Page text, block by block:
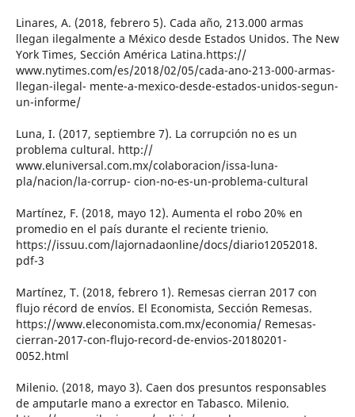
Linares, A. (2018, febrero 5). Cada año, 213.000 armas
llegan ilegalmente a México desde Estados Unidos. The New
York Times, Sección América Latina.https://
www.nytimes.com/es/2018/02/05/cada-ano-213-000-armas-
llegan-ilegal- mente-a-mexico-desde-estados-unidos-segun-
un-informe/
Luna, I. (2017, septiembre 7). La corrupción no es un
problema cultural. http://
www.eluniversal.com.mx/colaboracion/issa-luna-
pla/nacion/la-corrup- cion-no-es-un-problema-cultural
Martínez, F. (2018, mayo 12). Aumenta el robo 20% en
promedio en el país durante el reciente trienio.
https://issuu.com/lajornadaonline/docs/diario12052018.
pdf-3
Martínez, T. (2018, febrero 1). Remesas cierran 2017 con
flujo récord de envíos. El Economista, Sección Remesas.
https://www.eleconomista.com.mx/economia/ Remesas-
cierran-2017-con-flujo-record-de-envios-20180201-
0052.html
Milenio. (2018, mayo 3). Caen dos presuntos responsables
de amputarle mano a exrector en Tabasco. Milenio.